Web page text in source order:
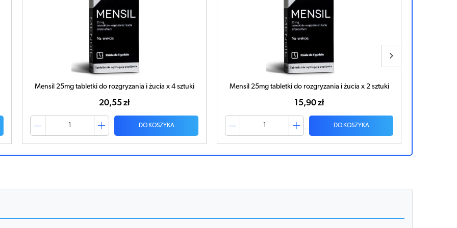
Mensil 25mg tabletki do rozgryzania i żucia x 4 sztuki
20,55 zł
DO KOSZYKA
Mensil 25mg tabletki do rozgryzania i żucia x 2 sztuki
15,90 zł
DO KOSZYKA